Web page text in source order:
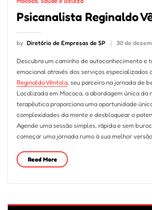
Psicanalista Reginaldo
by Diretório de Empresas de SP 30 de
Descubra um caminho de autoconhecimento e
emocional através dos serviços especializados
Reginaldo Vêntola, seu parceiro na jornada de
Localizada em Mococa, a abordagem única da
terapêutica proporciona uma oportunidade
complexidades da mente e desbloquear o
Agende uma sessão simples, rápida e sem
começar uma jornada rumo à sua melhor
Read More